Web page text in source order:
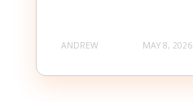
ANDREW MAY 8, 2026